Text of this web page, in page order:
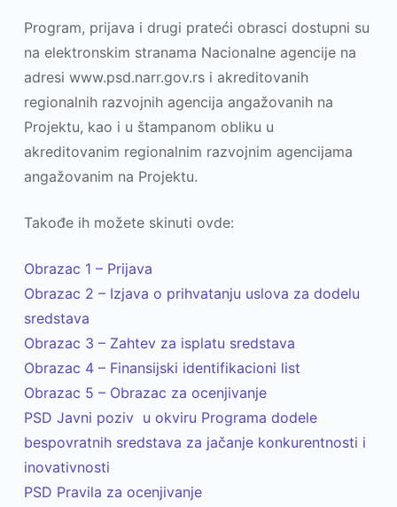
Program, prijava i drugi prateći obrasci dostupni su
na elektronskim stranama Nacionalne agencije na
adresi www.psd.narr.gov.rs i akreditovanih
regionalnih razvojnih agencija angažovanih na
Projektu, kao i u štampanom obliku u
akreditovanim regionalnim razvojnim agencijama
angažovanim na Projektu.
Takođe ih možete skinuti ovde:
Obrazac 1 – Prijava
Obrazac 2 – Izjava o prihvatanju uslova za dodelu
sredstava
Obrazac 3 – Zahtev za isplatu sredstava
Obrazac 4 – Finansijski identifikacioni list
Obrazac 5 – Obrazac za ocenjivanje
PSD Javni poziv u okviru Programa dodele
bespovratnih sredstava za jačanje konkurentnosti i
inovativnosti
PSD Pravila za ocenjivanje